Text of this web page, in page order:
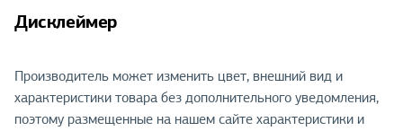
Дисклеймер
Производитель может изменить цвет, внешний вид и
характеристики товара без дополнительного уведомления,
поэтому размещенные на нашем сайте характеристики и